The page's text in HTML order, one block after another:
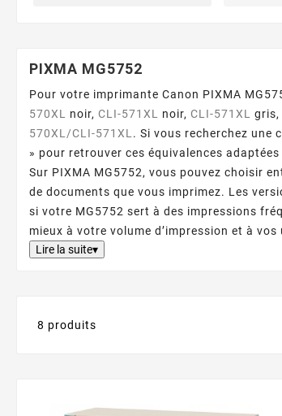
PIXMA MG5752
Pour votre imprimante Canon PIXMA
570XL
noir,CLI-571XL noir,CLI-571XL
570XL/CLI-571XL . Si vous recherchez une
» pour retrouver ces équivalences
Sur PIXMA MG5752, vous pouvez choisir
de documents que vous imprimez. Les
si votre MG5752 sert à des impressions
mieux à votre volume d’impression et à
Lire la suite▾
8 produits